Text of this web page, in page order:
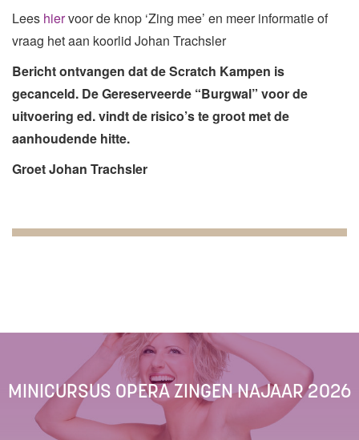
Lees hiervoor de knop ‘Zing mee’ en meer informatie of
vraag het aan koorlid Johan Trachsler
Bericht ontvangen dat de Scratch Kampen is
gecanceld. De Gereserveerde “Burgwal” voor de
uitvoering ed. vindt de risico’s te groot met de
aanhoudende hitte.
Groet Johan Trachsler
MINICURSUS OPERA ZINGEN NAJAAR 2026